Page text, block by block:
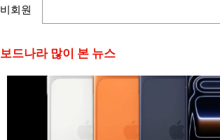
비회원
보드나라 많이 본 뉴스